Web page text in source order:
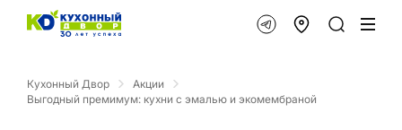
Кухонный Двор
Акции
Выгодный премимум: кухни с эмалью и экомембраной